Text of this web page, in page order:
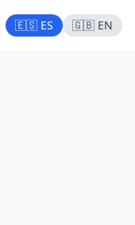
🇪🇸 ES 🇬🇧 EN